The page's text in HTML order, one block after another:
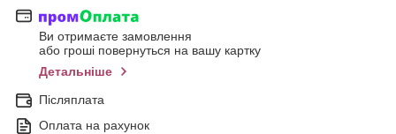
Ви отримаєте замовлення
або гроші повернуться на вашу картку
Детальніше
Післяплата
Оплата на рахунок